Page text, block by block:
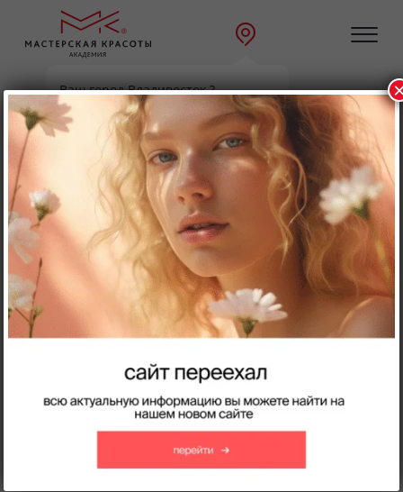
Ваш город Владивосток ?
Выбрать другой
Главная О нас Аттестация
Аттестация
Вы давно работаете мастером, но у Вас нет Диплома?
Пройдите у нас аттестацию и получите
Лицензированный Диплом и Международный
сертификат специалиста!
Как проходит аттестация?
Заключаем Договор на проведение аттестации
Отправляем Методическое пособие по
направлению и тестирование